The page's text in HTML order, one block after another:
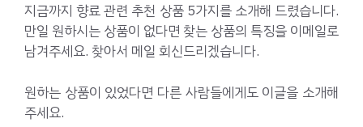
지금까지 향료 관련 추천 상품 5가지를 소개해 드렸습니다.
만일 원하시는 상품이 없다면 찾는 상품의 특징을 이메일로
남겨주세요. 찾아서 메일 회신드리겠습니다.
원하는 상품이 있었다면 다른 사람들에게도 이글을 소개해
주세요.